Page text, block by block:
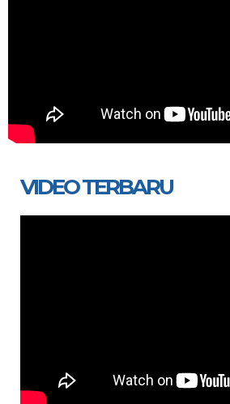
VIDEO TERBARU